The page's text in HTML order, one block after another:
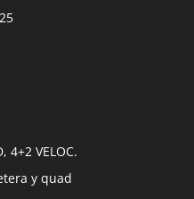
4+2 VELOC.
y quad